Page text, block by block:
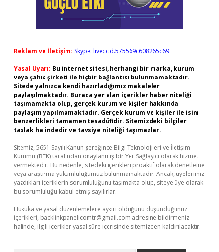
Reklam ve İletişim: Skype: live:.cid.575569c608265c69
Yasal Uyarı: Bu internet sitesi, herhangi bir marka, kurum
veya şahıs şirketi ile hiçbir bağlantısı bulunmamaktadır.
Sitede yalnızca kendi hazırladığımız makaleler
paylaşılmaktadır. Burada yer alan içerikler haber niteliği
taşımamakta olup, gerçek kurum ve kişiler hakkında
paylaşım yapılmamaktadır. Gerçek kurum ve kişiler ile isim
benzerlikleri tamamen tesadüfidir. Sitemizdeki bilgiler
taslak halindedir ve tavsiye niteliği taşımazlar.
Sitemiz, 5651 Sayılı Kanun gereğince Bilgi Teknolojileri ve İletişim
Kurumu (BTK) tarafından onaylanmış bir Yer Sağlayıcı olarak hizmet
vermektedir. Bu nedenle, sitedeki içerikleri proaktif olarak denetleme
veya araştırma yükümlülüğümüz bulunmamaktadır. Ancak, üyelerimiz
yazdıkları içeriklerin sorumluluğunu taşımakta olup, siteye üye olarak
bu sorumluluğu kabul etmiş sayılırlar.
Hukuka ve yasal düzenlemelere aykırı olduğunu düşündüğünüz
içerikleri, backlinkpanelicomtr@gmail.com adresine bildirmeniz
halinde, ilgili içerikler yasal süre içerisinde sitemizden kaldırılacaktır.